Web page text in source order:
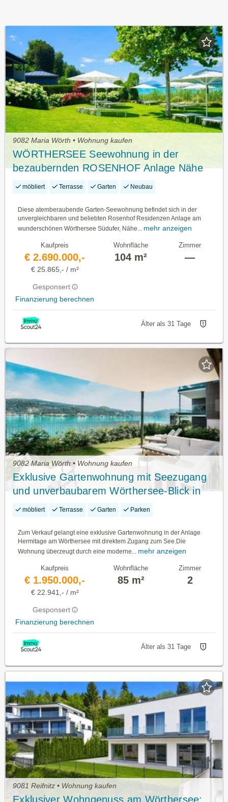
9082 Maria Wörth • Wohnung kaufen
WÖRTHERSEE Seewohnung in der
bezaubernden ROSENHOF Anlage Nähe
Velden am Wörthersee
möbliert Terrasse Garten Neubau
Diese atemberaubende Garten-Seewohnung befindet sich in der
unvergleichbaren und beliebten Rosenhof Residenzen Anlage am
wunderschönen Wörthersee Südufer, Nähe... mehr anzeigen
Kaufpreis
€ 2.690.000,-
€ 25.865,- / m²
Gesponsert
Finanzierung berechnen
Wohnfläche
104 m²
Zimmer
—
Älter als 31 Tage
9082 Maria Wörth • Wohnung kaufen
Exklusive Gartenwohnung mit Seezugang
und unverbaubarem Wörthersee-Blick in
Maria Wörth
möbliert Terrasse Garten Parken
Zum Verkauf gelangt eine exklusive Gartenwohnung in der Anlage
Hermitage am Wörthersee mit direktem Zugang zum See.Die
Wohnung überzeugt durch eine moderne...
mehr anzeigen
Kaufpreis
€ 1.950.000,-
€ 22.941,- / m²
Gesponsert
Finanzierung berechnen
Wohnfläche
85 m²
Zimmer
2
Älter als 31 Tage
9081 Reifnitz • Wohnung kaufen
Exklusiver Wohngenuss am Wörthersee: